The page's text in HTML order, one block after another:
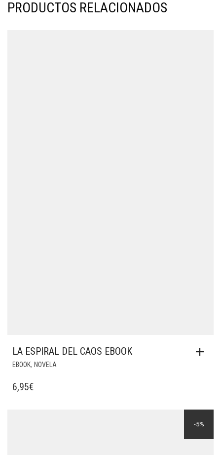
PRODUCTOS RELACIONADOS
LA ESPIRAL DEL CAOS EBOOK
EBOOK, NOVELA
6,95€
-5%